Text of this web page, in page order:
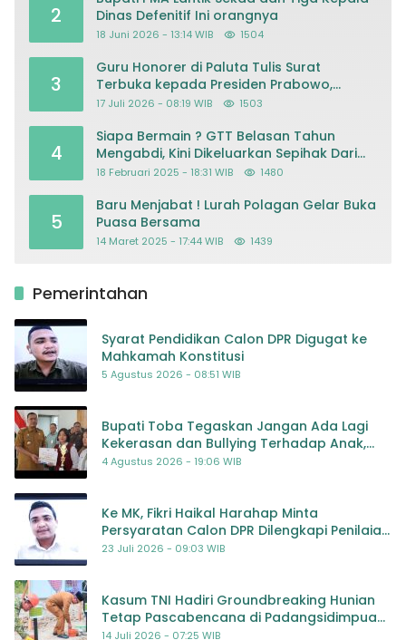
2
Dinas Defenitif Ini orangnya
18 Juni 2026 - 13:14 WIB 1504
3
Guru Honorer di Paluta Tulis Surat
Terbuka kepada Presiden Prabowo,
Mohon Keadilan atas Dugaan
17 Juli 2026 - 08:19 WIB 1503
4
Siapa Bermain ? GTT Belasan Tahun
Mengabdi, Kini Dikeluarkan Sepihak Dari
Dapodik
18 Februari 2025 - 18:31 WIB 1480
5
Baru Menjabat ! Lurah Polagan Gelar Buka
Puasa Bersama
14 Maret 2025 - 17:44 WIB 1439
Pemerintahan
Syarat Pendidikan Calon DPR Digugat ke
Mahkamah Konstitusi
5 Agustus 2026 - 08:51 WIB
Bupati Toba Tegaskan Jangan Ada Lagi
Kekerasan dan Bullying Terhadap Anak,
Dorong Kolaborasi Seluruh Pihak
4 Agustus 2026 - 19:06 WIB
Ke MK, Fikri Haikal Harahap Minta
Persyaratan Calon DPR Dilengkapi Penilaian
Kompetensi
23 Juli 2026 - 09:03 WIB
Kasum TNI Hadiri Groundbreaking Hunian
Tetap Pascabencana di Padangsidimpuan,
Harapan Baru bagi Penyintas
14 Juli 2026 - 07:25 WIB